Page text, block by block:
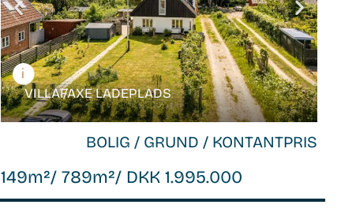
VILLA /FAXE LADEPLADS
BOLIG / GRUND / KONTANTPRIS
149m²/ 789m²/ DKK 1.995.000